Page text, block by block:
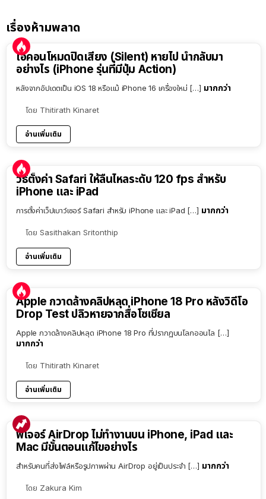
เรื่องห้ามพลาด
ไอคอนโหมดปิดเสียง (Silent) หายไป นำกลับมา
อย่างไร (iPhone รุ่นที่มีปุ่ม Action)
หลังจากอัปเดตเป็น iOS 18 หรือแม้ iPhone 16 เครื่องใหม่ […] มากกว่า
โดย Thitirath Kinaret
อ่านเพิ่มเติม
วิธีตั้งค่า Safari ให้ลื่นไหลระดับ 120 fps สำหรับ
iPhone และ iPad
การตั้งค่าเว็ปเบาว์เซอร์ Safari สำหรับ iPhone และ iPad […] มากกว่า
โดย Sasithakan Sritonthip
อ่านเพิ่มเติม
Apple กวาดล้างคลิปหลุด iPhone 18 Pro หลังวิดีโอ
Drop Test ปลิวหายจากสื่อโซเชียล
Apple กวาดล้างคลิปหลุด iPhone 18 Pro ที่ปรากฏบนโลกออนไล […]
มากกว่า
โดย Thitirath Kinaret
อ่านเพิ่มเติม
ฟีเจอร์ AirDrop ไม่ทำงานบน iPhone, iPad และ
Mac มีขั้นตอนแก้ไขอย่างไร
สำหรับคนที่ส่งไฟล์หรือรูปภาพผ่าน AirDrop อยู่เป็นประจำ […] มากกว่า
โดย Zakura Kim